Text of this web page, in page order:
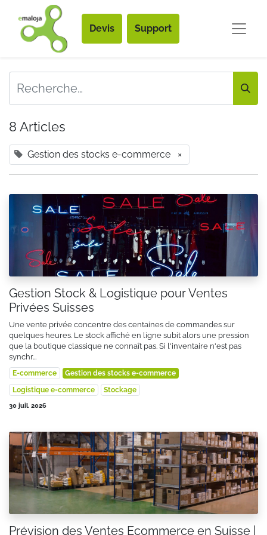
Devis Support
8 Articles
Gestion des stocks e-commerce ×
Gestion Stock & Logistique pour Ventes
Privées Suisses
Une vente privée concentre des centaines de commandes sur
quelques heures. Le stock affiché en ligne subit alors une pression
que la boutique classique ne connaît pas. Si l'inventaire n'est pas
synchr...
E-commerce
Gestion des stocks e-commerce
Logistique e-commerce
Stockage
30 juil. 2026
Prévision des Ventes Ecommerce en Suisse |